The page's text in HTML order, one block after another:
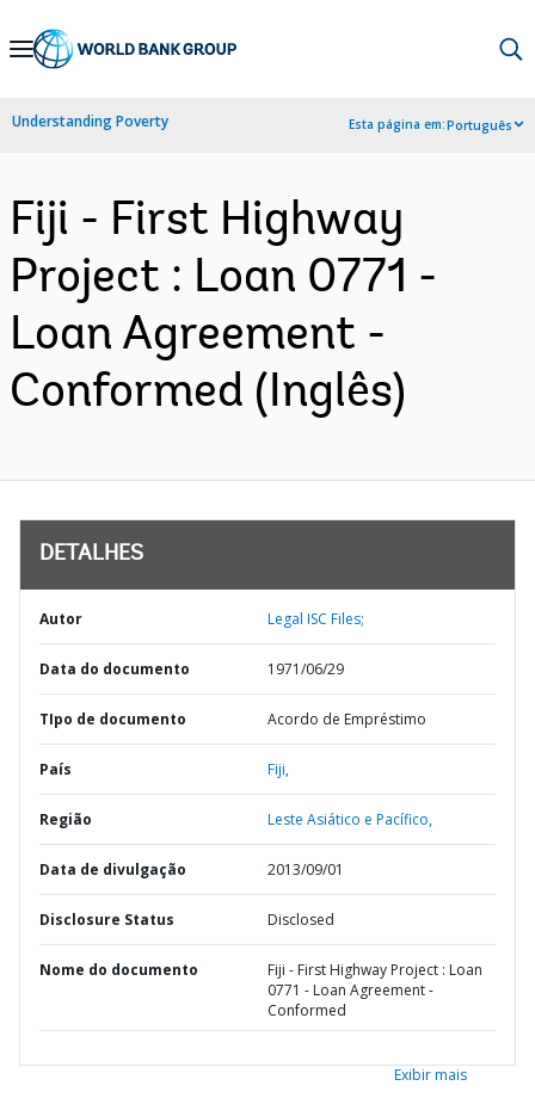
Skip
Navigation
Understanding Poverty Esta página em:Português
Fiji - First Highway
Project : Loan 0771 -
Loan Agreement -
Conformed (Inglês)
DETALHES
Autor Legal ISC Files;
Data do documento 1971/06/29
TIpo de documento Acordo de Empréstimo
País Fiji,
Região Leste Asiático e Pacífico,
Data de divulgação 2013/09/01
Disclosure Status Disclosed
Nome do documento
Fiji - First Highway Project : Loan
0771 - Loan Agreement -
Conformed
Exibir mais